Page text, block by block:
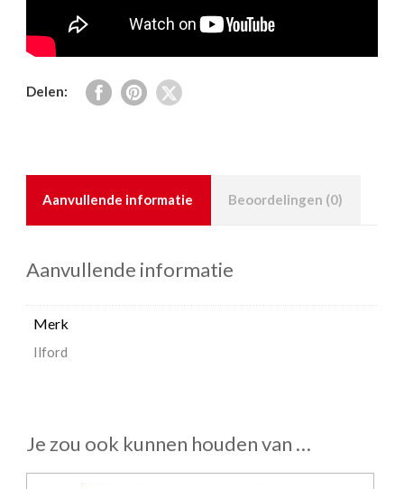
Delen:
Aanvullende informatie Beoordelingen (0)
Aanvullende informatie
Merk
Ilford
Je zou ook kunnen houden van …